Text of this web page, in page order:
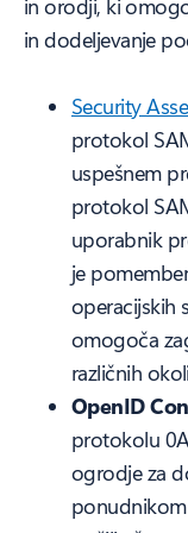
in orodji, ki
in dodeljevanje
Security
protokol
uspešnem
protokol
uporabnik
je
operacijskih
omogoča
različnih
OpenID
protokolu
ogrodje za